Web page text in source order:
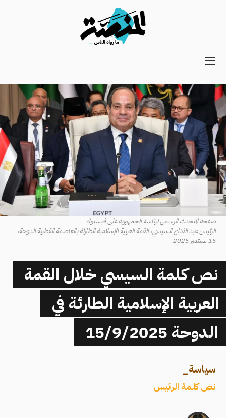
Main
Secondary
Navigation
صفحة المتحدث الرسمي لرئاسة الجمهورية على فيسبوك
الرئيس عبد الفتاح السيسي، القمة العربية الإسلامية الطارئة بالعاصمة القطرية الدوحة،
15 سبتمبر 2025
نص كلمة السيسي خلال القمة
العربية الإسلامية الطارئة في
الدوحة 15/9/2025
سياسة_
نص كلمة الرئيس